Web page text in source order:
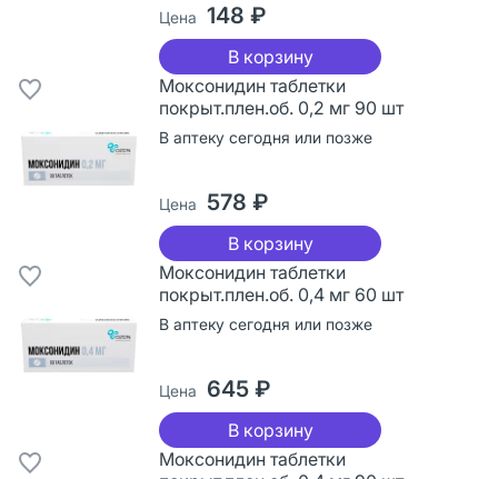
Цена 148 ₽
В корзину
Моксонидин таблетки
покрыт.плен.об. 0,2 мг 90 шт
В аптеку сегодня или позже
Цена 578 ₽
В корзину
Моксонидин таблетки
покрыт.плен.об. 0,4 мг 60 шт
В аптеку сегодня или позже
Цена 645 ₽
В корзину
Моксонидин таблетки